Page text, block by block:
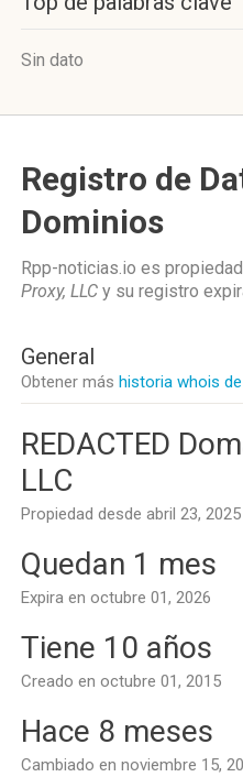
Sin dato
Registro de
Dominios
Rpp-noticias.io es
Proxy, LLC y su registro
General
Obtener más historia whois
REDACTED
LLC
Propiedad desde abril 23, 2025
Quedan 1 mes
Expira en octubre 01, 2026
Tiene 10 años
Creado en octubre 01, 2015
Hace 8 meses
Cambiado en noviembre 15,